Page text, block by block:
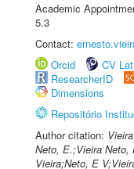
Academic
5.3
Contact:
Orcid
CV
ResearcherID
Dimensions
Repositório
Author citation:
Neto, E.;Vieira
Vieira;Neto, E